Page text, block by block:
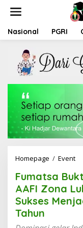
t
Nasional PGRI
Homepage / Event
m
a
t
s
Fumatsa
AAFI Zona
Sukses
Tahun